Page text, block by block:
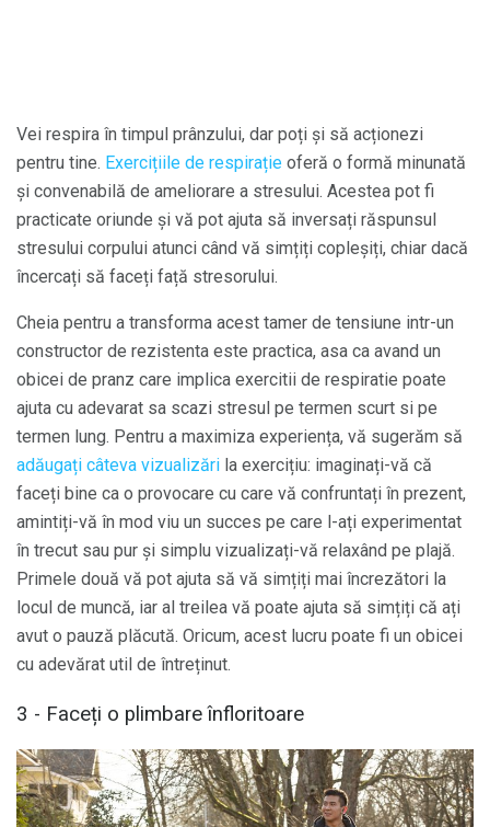
Vei respira în timpul prânzului, dar poți și să acționezi
pentru tine. Exercițiile de respirație oferă o formă minunată
și convenabilă de ameliorare a stresului. Acestea pot fi
practicate oriunde și vă pot ajuta să inversați răspunsul
stresului corpului atunci când vă simțiți copleșiți, chiar dacă
încercați să faceți față stresorului.
Cheia pentru a transforma acest tamer de tensiune intr-un
constructor de rezistenta este practica, asa ca avand un
obicei de pranz care implica exercitii de respiratie poate
ajuta cu adevarat sa scazi stresul pe termen scurt si pe
termen lung. Pentru a maximiza experiența, vă sugerăm să
adăugați câteva vizualizări la exercițiu: imaginați-vă că
faceți bine ca o provocare cu care vă confruntați în prezent,
amintiți-vă în mod viu un succes pe care l-ați experimentat
în trecut sau pur și simplu vizualizați-vă relaxând pe plajă.
Primele două vă pot ajuta să vă simțiți mai încrezători la
locul de muncă, iar al treilea vă poate ajuta să simțiți că ați
avut o pauză plăcută. Oricum, acest lucru poate fi un obicei
cu adevărat util de întreținut.
3 - Faceți o plimbare înfloritoare